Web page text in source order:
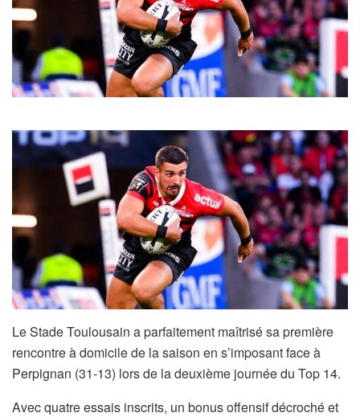
Le Stade Toulousain a parfaitement maîtrisé sa première
rencontre à domicile de la saison en s’imposant face à
Perpignan (31-13) lors de la deuxième journée du Top 14.
Avec quatre essais inscrits, un bonus offensif décroché et